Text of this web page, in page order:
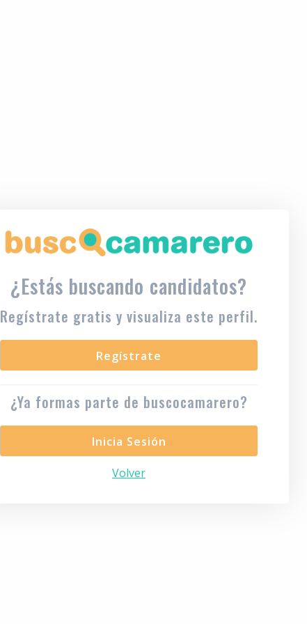
¿Estás buscando candidatos?
Regístrate gratis y visualiza este perfil.
Regístrate
¿Ya formas parte de buscocamarero?
Inicia Sesión
Volver